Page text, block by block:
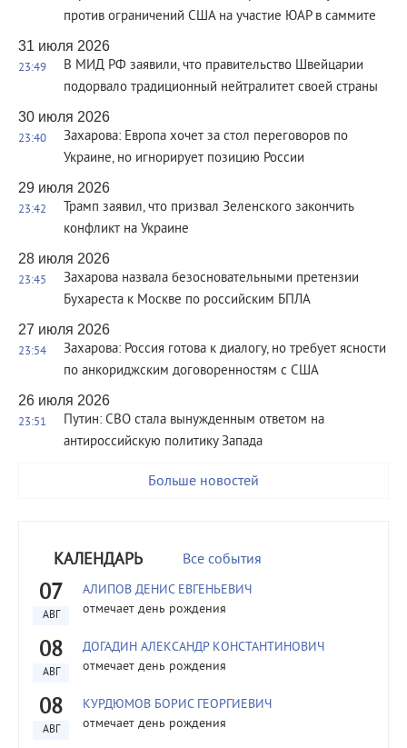
против ограничений США на участие ЮАР в саммите
31 июля 2026
23:49
В МИД РФ заявили, что правительство Швейцарии
подорвало традиционный нейтралитет своей страны
30 июля 2026
23:40
Захарова: Европа хочет за стол переговоров по
Украине, но игнорирует позицию России
29 июля 2026
23:42
Трамп заявил, что призвал Зеленского закончить
конфликт на Украине
28 июля 2026
23:45
Захарова назвала безосновательными претензии
Бухареста к Москве по российским БПЛА
27 июля 2026
23:54
Захарова: Россия готова к диалогу, но требует ясности
по анкориджским договоренностям с США
26 июля 2026
23:51
Путин: СВО стала вынужденным ответом на
антироссийскую политику Запада
Больше новостей
КАЛЕНДАРЬ Все события
07
АВГ
АЛИПОВ ДЕНИС ЕВГЕНЬЕВИЧ
отмечает день рождения
08
АВГ
ДОГАДИН АЛЕКСАНДР КОНСТАНТИНОВИЧ
отмечает день рождения
08
АВГ
КУРДЮМОВ БОРИС ГЕОРГИЕВИЧ
отмечает день рождения